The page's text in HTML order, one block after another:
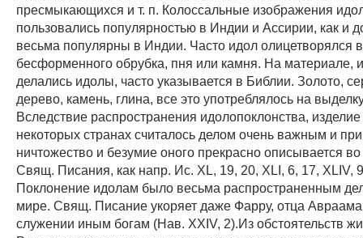
пресмыкающихся и т. п. Колоссальные изображения
пользовались популярностью в Индии и Ассирии, как и
весьма популярны в Индии. Часто идол олицетворялся
бесформенного обрубка, пня или камня. На материале,
делались идолы, часто указывается в Библии. Золото,
дерево, камень, глина, все это употреблялось на
Вследствие распространения идолопоклонства,
некоторых странах считалось делом очень важным и
ничтожество и безумие оного прекрасно описывается
Свящ. Писания, как напр. Ис. ХL, 19, 20, ХLI, 6, 17, ХLIV,
Поклонение идолам было весьма распространенным
мире. Свящ. Писание укоряет даже Фарру, отца
служении иным богам (Нав. XXIV, 2).Из обстоятельств